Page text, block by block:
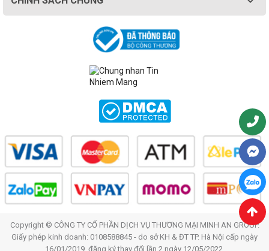
Copyright © CÔNG TY CỔ PHẦN DỊCH VỤ THƯƠNG MẠI MINH AN GROUP.
Giấy phép kinh doanh: 0108588845 - do sở KH & ĐT TP. Hà Nội cấp ngày
16/01/2019, đăng ký thay đổi lần 2 ngày 12/05/2022.